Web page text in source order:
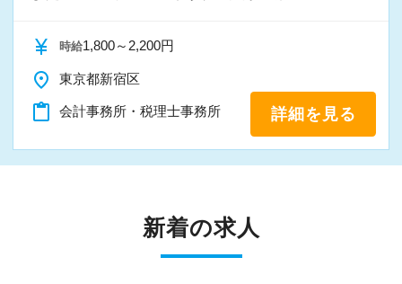
currency_yen 時給1,800～2,200円
place 東京都新宿区
content_paste 会計事務所・税理士事務所 詳細を見る
新着の求人